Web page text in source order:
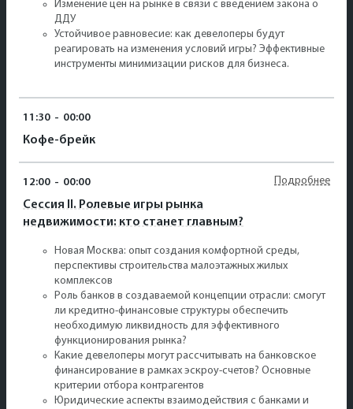
Изменение цен на рынке в связи с введением закона о
ДДУ
Устойчивое равновесие: как девелоперы будут
реагировать на изменения условий игры? Эффективные
инструменты минимизации рисков для бизнеса.
11:30 - 00:00
Кофе-брейк
12:00 - 00:00
Сессия II. Ролевые игры рынка
недвижимости: кто станет главным?
Подробнее
Новая Москва: опыт создания комфортной среды,
перспективы строительства малоэтажных жилых
комплексов
Роль банков в создаваемой концепции отрасли: смогут
ли кредитно-финансовые структуры обеспечить
необходимую ликвидность для эффективного
функционирования рынка?
Какие девелоперы могут рассчитывать на банковское
финансирование в рамках эскроу-счетов? Основные
критерии отбора контрагентов
Юридические аспекты взаимодействия с банками и